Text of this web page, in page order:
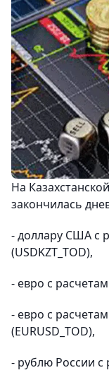
На
закончилась
- доллару США с
(USDKZT_TOD),
- евро с
- евро с
(EURUSD_TOD),
- рублю России с